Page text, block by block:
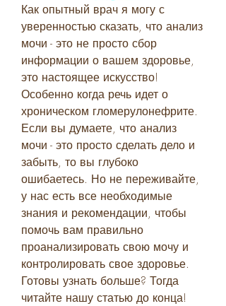
Как опытный врач я могу с
уверенностью сказать, что анализ
мочи - это не просто сбор
информации о вашем здоровье,
это настоящее искусство!
Особенно когда речь идет о
хроническом гломерулонефрите.
Если вы думаете, что анализ
мочи - это просто сделать дело и
забыть, то вы глубоко
ошибаетесь. Но не переживайте,
у нас есть все необходимые
знания и рекомендации, чтобы
помочь вам правильно
проанализировать свою мочу и
контролировать свое здоровье.
Готовы узнать больше? Тогда
читайте нашу статью до конца!